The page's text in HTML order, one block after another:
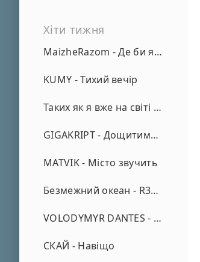
Хіти тижня
MaizheRazom - Де би я не був
KUMY - Тихий вечір
Таких як я вже на світі нема - А. Малярник
GIGAKRIPT - Дощитиме зима
MATVIK - Місто звучить
Безмежний океан - R3phase
VOLODYMYR DANTES - Просто кохаю (REMIX)
СКАЙ - Навіщо